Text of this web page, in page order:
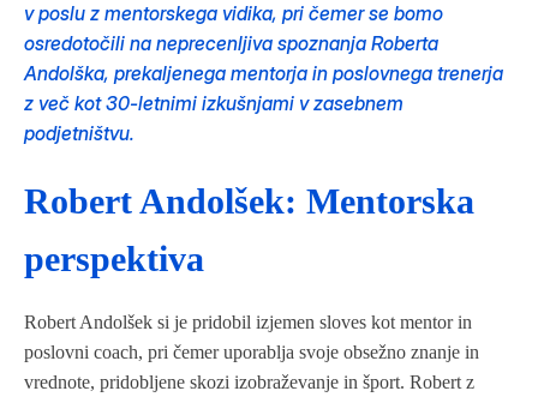
v poslu z mentorskega vidika, pri čemer se bomo
osredotočili na neprecenljiva spoznanja Roberta
Andolška, prekaljenega mentorja in poslovnega trenerja
z več kot 30-letnimi izkušnjami v zasebnem
podjetništvu.
Robert Andolšek: Mentorska
perspektiva
Robert Andolšek si je pridobil izjemen sloves kot mentor in
poslovni coach, pri čemer uporablja svoje obsežno znanje in
vrednote, pridobljene skozi izobraževanje in šport. Robert z